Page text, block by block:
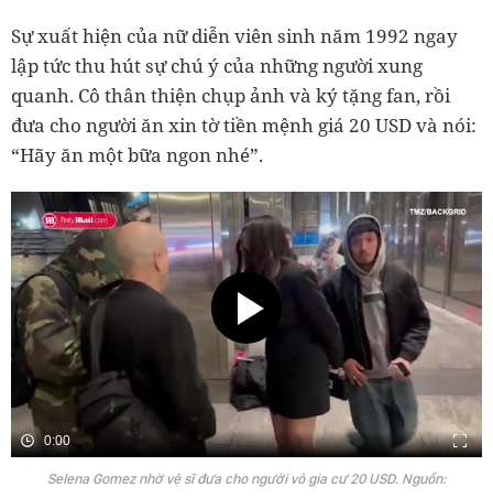
Sự xuất hiện của nữ diễn viên sinh năm 1992 ngay
lập tức thu hút sự chú ý của những người xung
quanh. Cô thân thiện chụp ảnh và ký tặng fan, rồi
đưa cho người ăn xin tờ tiền mệnh giá 20 USD và nói:
“Hãy ăn một bữa ngon nhé”.
0:00
Selena Gomez nhờ vệ sĩ đưa cho người vô gia cư 20 USD. Nguồn: